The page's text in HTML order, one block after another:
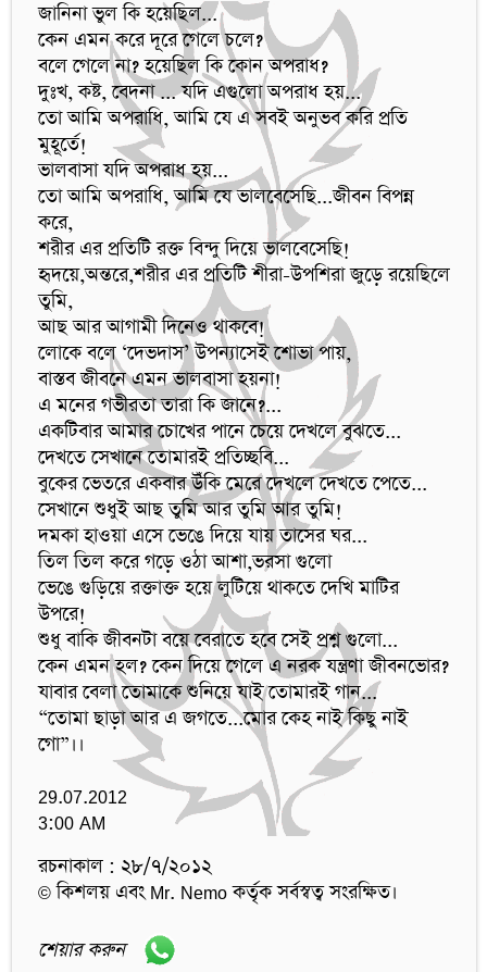
জানিনা ভুল কি হয়েছিল...
কেন এমন করে দূরে গেলে চলে?
বলে গেলে না? হয়েছিল কি কোন অপরাধ?
দুঃখ, কষ্ট, বেদনা ... যদি এগুলো অপরাধ হয়...
তো আমি অপরাধি, আমি যে এ সবই অনুভব করি প্রতি
মুহূর্তে!
ভালবাসা যদি অপরাধ হয়...
তো আমি অপরাধি, আমি যে ভালবেসেছি...জীবন বিপন্ন
করে,
শরীর এর প্রতিটি রক্ত বিন্দু দিয়ে ভালবেসেছি!
হৃদয়ে,অন্তরে,শরীর এর প্রতিটি শীরা-উপশিরা জুড়ে রয়েছিলে
তুমি,
আছ আর আগামী দিনেও থাকবে!
লোকে বলে ‘দেভদাস’ উপন্যাসেই শোভা পায়,
বাস্তব জীবনে এমন ভালবাসা হয়না!
এ মনের গভীরতা তারা কি জানে?...
একটিবার আমার চোখের পানে চেয়ে দেখলে বুঝতে...
দেখতে সেখানে তোমারই প্রতিচ্ছবি...
বুকের ভেতরে একবার উঁকি মেরে দেখলে দেখতে পেতে...
সেখানে শুধুই আছ তুমি আর তুমি আর তুমি!
দমকা হাওয়া এসে ভেঙে দিয়ে যায় তাসের ঘর...
তিল তিল করে গড়ে ওঠা আশা,ভরসা গুলো
ভেঙে গুড়িয়ে রক্তাক্ত হয়ে লুটিয়ে থাকতে দেখি মাটির
উপরে!
শুধু বাকি জীবনটা বয়ে বেরাতে হবে সেই প্রশ্ন গুলো...
কেন এমন হল? কেন দিয়ে গেলে এ নরক যন্ত্রণা জীবনভোর?
যাবার বেলা তোমাকে শুনিয়ে যাই তোমারই গান...
“তোমা ছাড়া আর এ জগতে...মোর কেহ নাই কিছু নাই
গো”।।
29.07.2012
3:00 AM
রচনাকাল : ২৮/৭/২০১২
© কিশলয় এবং Mr. Nemo কর্তৃক সর্বস্বত্ব সংরক্ষিত।
শেয়ার করুন